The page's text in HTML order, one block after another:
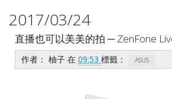
2017/03/24
直播也可以美美的拍 ─ ZenFone
作者： 柚子 在 09:53 標籤： ASUS